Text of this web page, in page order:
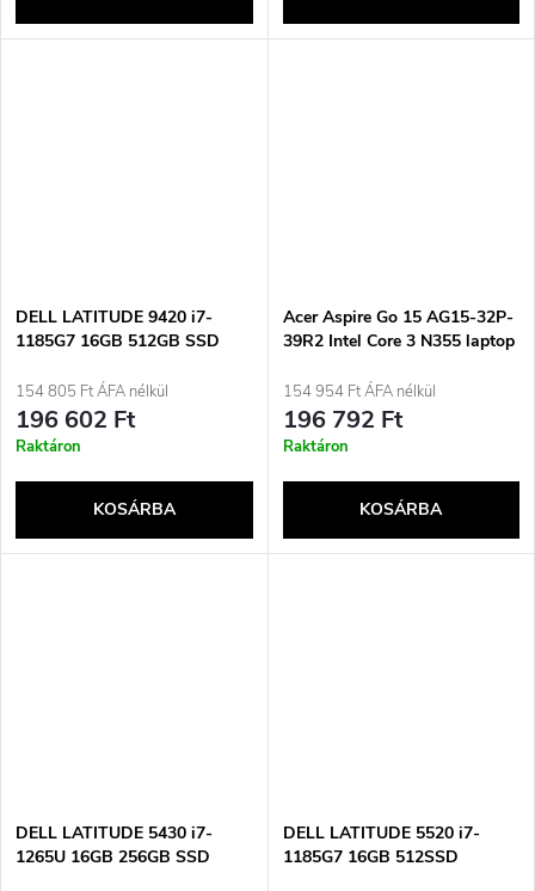
DELL LATITUDE 9420 i7-
1185G7 16GB 512GB SSD
HASZNÁLT fém Használt
154 805 Ft ÁFA nélkül
196 602 Ft
Raktáron
KOSÁRBA
Acer Aspire Go 15 AG15-32P-
39R2 Intel Core 3 N355 laptop
8 GB DDR5-SDRAM 128 GB
SSD Wi-Fi 6 (802.11ax)
Windows 11 Home Ezüst Új /
154 954 Ft ÁFA nélkül
196 792 Ft
Raktáron
KOSÁRBA
DELL LATITUDE 5430 i7-
1265U 16GB 256GB SSD
DELL LATITUDE 5520 i7-
1185G7 16GB 512SSD